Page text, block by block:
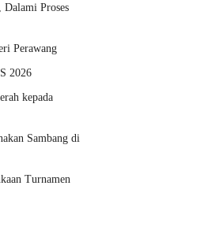
Proses
Perawang
2026
kepada
Sambang di
Turnamen